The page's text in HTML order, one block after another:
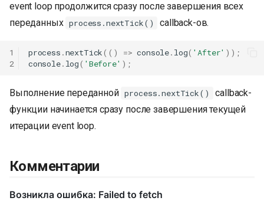
event loop продолжится сразу после завершения всех
переданных process.nextTick() callback-ов.
1
2
process .nextTick(() => console. log( 'After' ));
console. log( 'Before' );
Выполнение переданной process.nextTick()
callback-
функции начинается сразу после завершения текущей
итерации event loop.
Комментарии